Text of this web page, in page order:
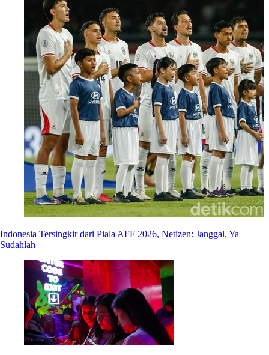
Indonesia Tersingkir dari Piala AFF 2026, Netizen: Janggal, Ya
Sudahlah